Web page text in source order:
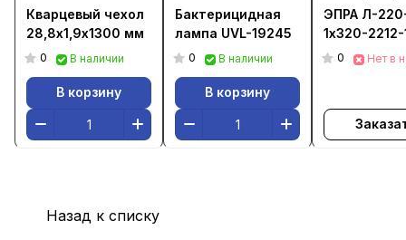
Кварцевый чехол
28,8х1,9х1300 мм
0 В наличии
В корзину
Бактерицидная
лампа UVL-19245
0 В наличии
В корзину
ЭПРА Л-
1х320-
0 Нет в
Назад к списку